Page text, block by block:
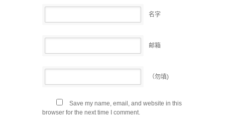
名字
邮箱
（勿填)
Save my name, email, and website in this
browser for the next time I comment.